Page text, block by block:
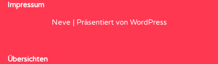
Impressum
Neve | Präsentiert von WordPress
Übersichten